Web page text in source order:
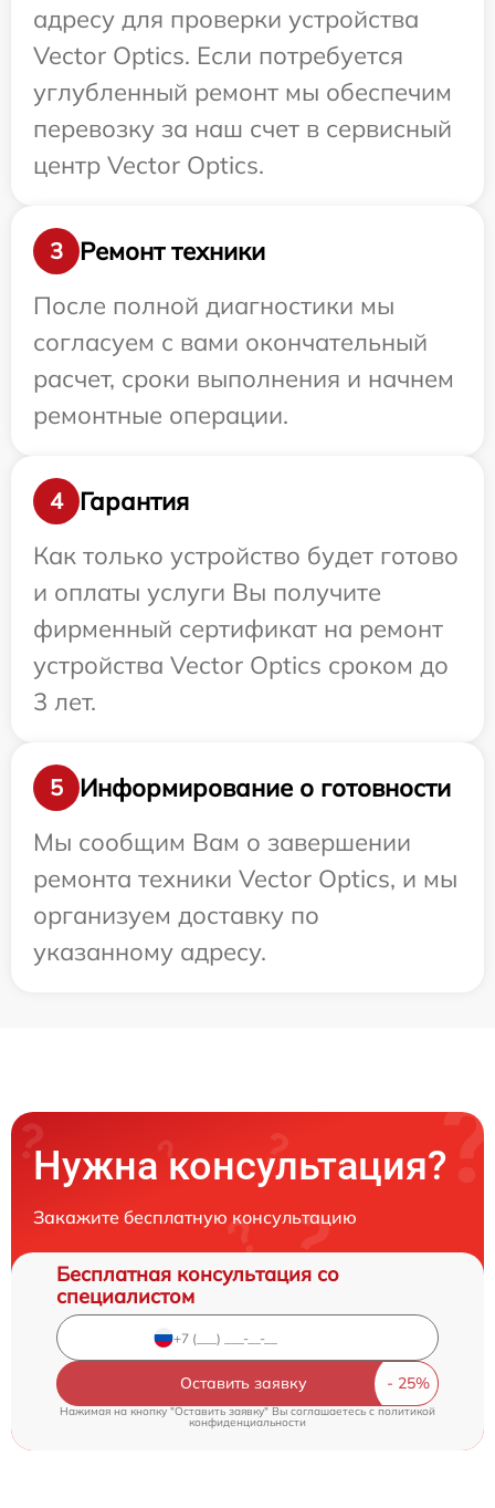
адресу для проверки устройства
Vector Optics. Если потребуется
углубленный ремонт мы обеспечим
перевозку за наш счет в сервисный
центр Vector Optics.
3
Ремонт техники
После полной диагностики мы
согласуем с вами окончательный
расчет, сроки выполнения и начнем
ремонтные операции.
4
Гарантия
Как только устройство будет готово
и оплаты услуги Вы получите
фирменный сертификат на ремонт
устройства Vector Optics сроком до
3 лет.
5
Информирование о готовности
Мы сообщим Вам о завершении
ремонта техники Vector Optics, и мы
организуем доставку по
указанному адресу.
Нужна консультация?
Закажите бесплатную консультацию
Бесплатная консультация со
специалистом
Оставить заявку
Нажимая на кнопку "Оставить заявку" Вы соглашаетесь cполитикой
конфиденциальности